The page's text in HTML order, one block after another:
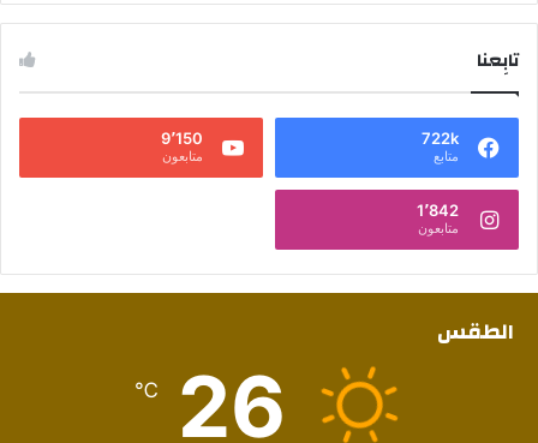
تابِعنا
722k
متابع
9٬150
متابعون
1٬842
متابعون
الطقس
26
℃